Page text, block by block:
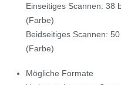
Einseitiges Scannen: 38
(Farbe)
Beidseitiges Scannen:
(Farbe)
Mögliche Formate